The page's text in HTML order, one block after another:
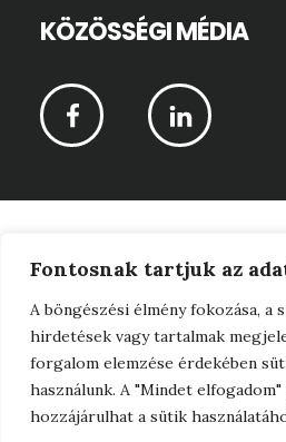
Fontosnak tartjuk az
A böngészési élmény fokozása, a
hirdetések vagy tartalmak
forgalom elemzése érdekében
használunk. A "Mindet
hozzájárulhat a sütik
KÖZÖSSÉGI MÉDIA
CPR-
Adatkezelési
·
Jogi
·